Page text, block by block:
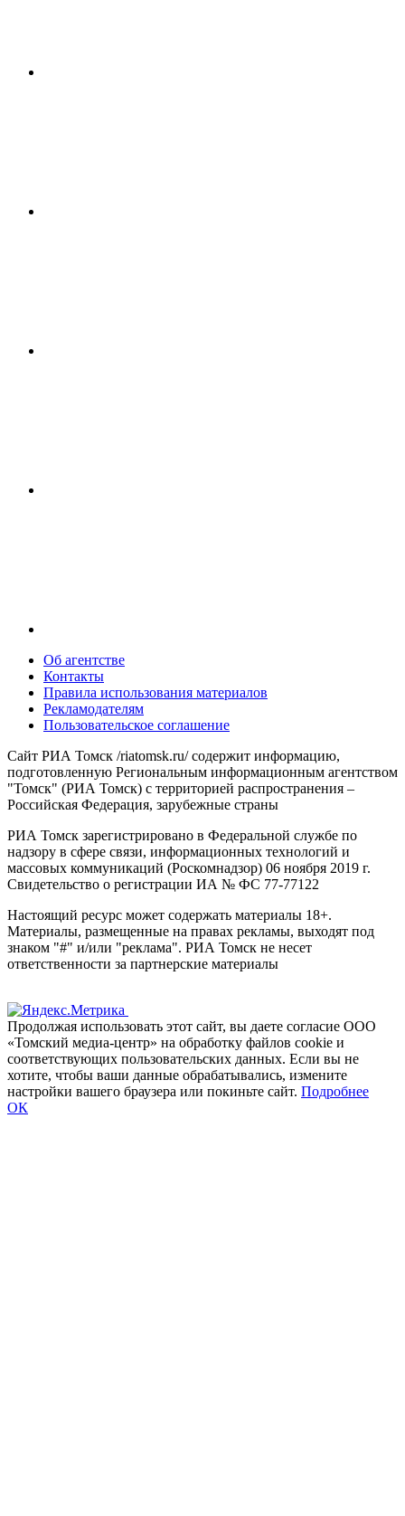
Об агентстве
Контакты
Правила использования материалов
Рекламодателям
Пользовательское соглашение
Сайт РИА Томск /riatomsk.ru/ содержит информацию,
подготовленную Региональным информационным агентством
"Томск" (РИА Томск) с территорией распространения –
Российская Федерация, зарубежные страны
РИА Томск зарегистрировано в Федеральной службе по
надзору в сфере связи, информационных технологий и
массовых коммуникаций (Роскомнадзор) 06 ноября 2019 г.
Свидетельство о регистрации ИА № ФС 77-77122
Настоящий ресурс может содержать материалы 18+.
Материалы, размещенные на правах рекламы, выходят под
знаком "#" и/или "реклама". РИА Томск не несет
ответственности за партнерские материалы
Продолжая использовать этот сайт, вы даете согласие ООО
«Томский медиа-центр» на обработку файлов cookie и
соответствующих пользовательских данных. Если вы не
хотите, чтобы ваши данные обрабатывались, измените
настройки вашего браузера или покиньте сайт. Подробнее
ОК